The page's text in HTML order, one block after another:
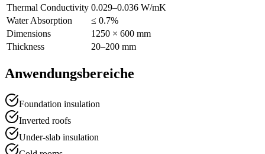
Thermal Conductivity 0.029–0.036 W/mK
Water Absorption
≤ 0.7%
Dimensions
1250 × 600 mm
Thickness
20–200 mm
Anwendungsbereiche
Foundation insulation
Inverted roofs
Under-slab insulation